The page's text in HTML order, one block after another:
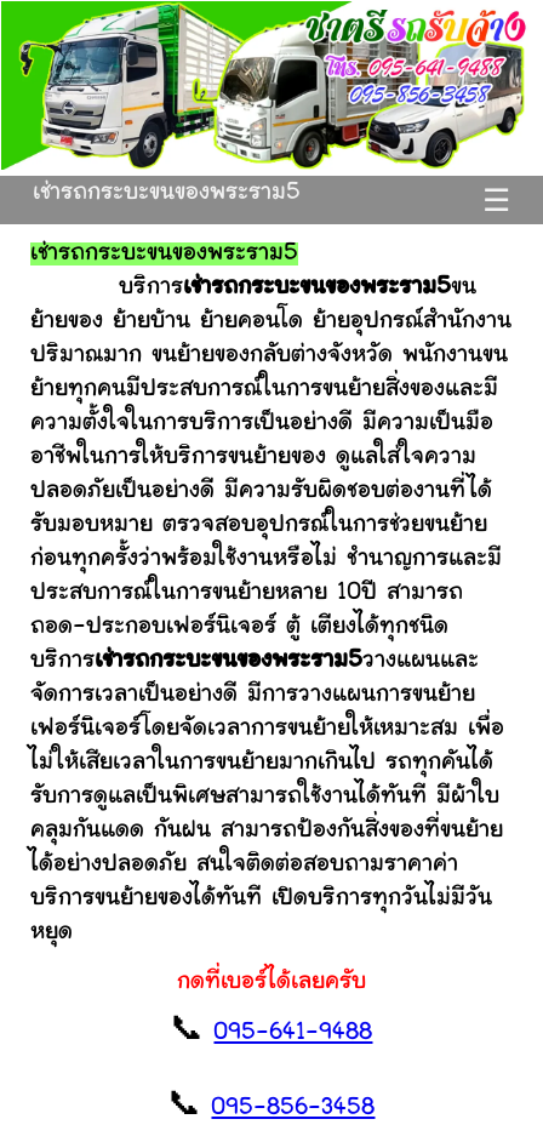
☰
เช่ารถกระบะขนของพระราม5
เช่ารถกระบะขนของพระราม5
บริการเช่ารถกระบะขนของพระราม5ขน
ย้ายของ ย้ายบ้าน ย้ายคอนโด ย้ายอุปกรณ์สำนักงาน
ปริมาณมาก ขนย้ายของกลับต่างจังหวัด พนักงานขน
ย้ายทุกคนมีประสบการณ์ในการขนย้ายสิ่งของและมี
ความตั้งใจในการบริการเป็นอย่างดี มีความเป็นมือ
อาชีพในการให้บริการขนย้ายของ ดูแลใส่ใจความ
ปลอดภัยเป็นอย่างดี มีความรับผิดชอบต่องานที่ได้
รับมอบหมาย ตรวจสอบอุปกรณ์ในการช่วยขนย้าย
ก่อนทุกครั้งว่าพร้อมใช้งานหรือไม่ ชำนาญการและมี
ประสบการณ์ในการขนย้ายหลาย 10ปี สามารถ
ถอด-ประกอบเฟอร์นิเจอร์ ตู้ เตียงได้ทุกชนิด
บริการเช่ารถกระบะขนของพระราม5วางแผนและ
จัดการเวลาเป็นอย่างดี มีการวางแผนการขนย้าย
เฟอร์นิเจอร์โดยจัดเวลาการขนย้ายให้เหมาะสม เพื่อ
ไม่ให้เสียเวลาในการขนย้ายมากเกินไป รถทุกคันได้
รับการดูแลเป็นพิเศษสามารถใช้งานได้ทันที มีผ้าใบ
คลุมกันแดด กันฝน สามารถป้องกันสิ่งของที่ขนย้าย
ได้อย่างปลอดภัย สนใจติดต่อสอบถามราคาค่า
บริการขนย้ายของได้ทันที เปิดบริการทุกวันไม่มีวัน
หยุด
กดที่เบอร์ได้เลยครับ
📞095-641-9488
📞095-856-3458